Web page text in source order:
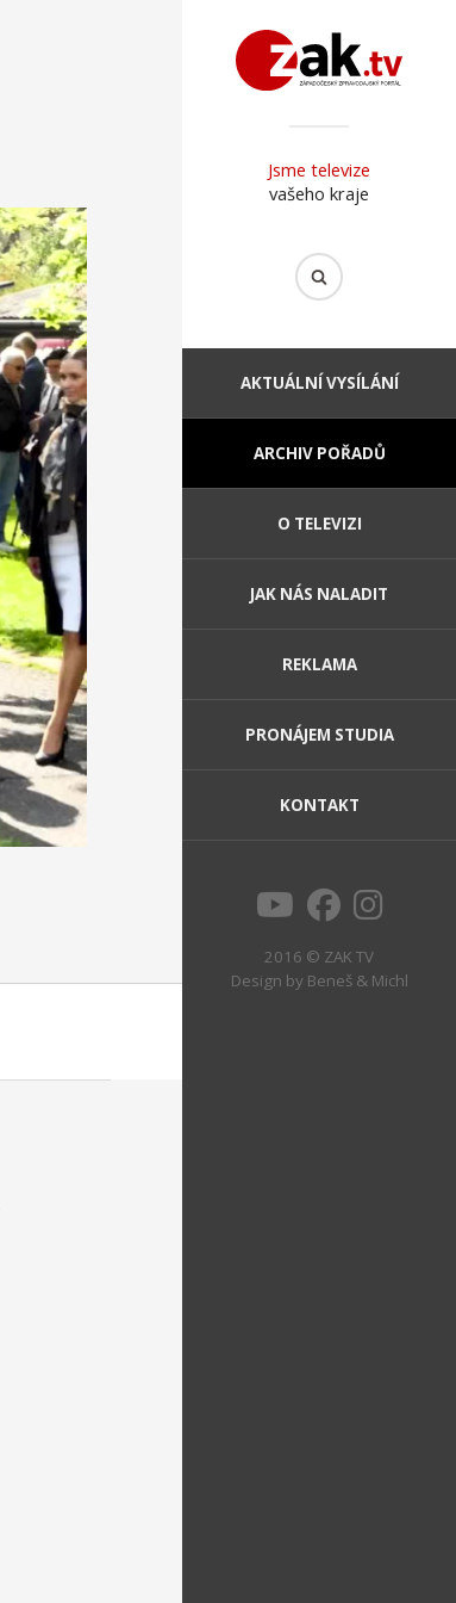
Jsme televize
vašeho kraje
AKTUÁLNÍ VYSÍLÁNÍ
ARCHIV POŘADŮ
O TELEVIZI
JAK NÁS NALADIT
REKLAMA
PRONÁJEM STUDIA
KONTAKT
2016 © ZAK TV
Design by Beneš & Michl